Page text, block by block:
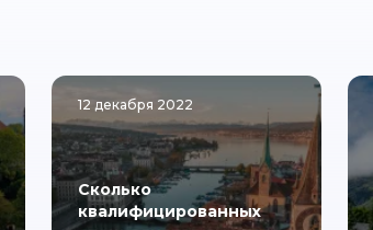
12 декабря 2022
Сколько
квалифицированных